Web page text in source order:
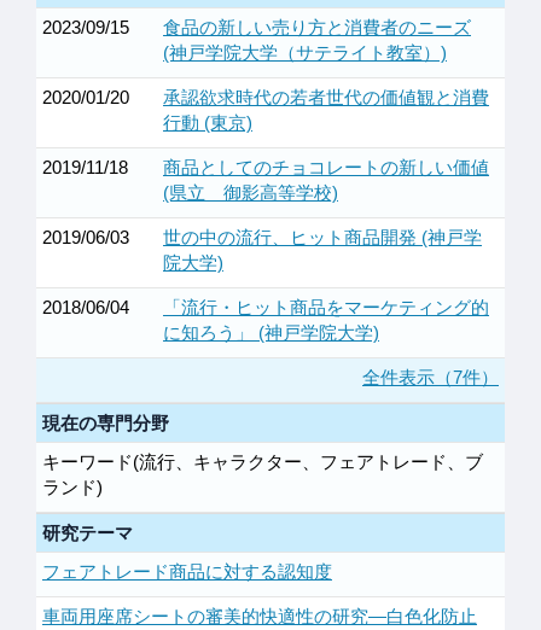
2023/09/15
食品の新しい売り方と消費者のニーズ
(神戸学院大学（サテライト教室）)
2020/01/20
承認欲求時代の若者世代の価値観と消費
行動 (東京)
2019/11/18
商品としてのチョコレートの新しい価値
(県立 御影高等学校)
2019/06/03
世の中の流行、ヒット商品開発 (神戸学
院大学)
2018/06/04
「流行・ヒット商品をマーケティング的
に知ろう」 (神戸学院大学)
全件表示（7件）
現在の専門分野
キーワード(流行、キャラクター、フェアトレード、ブ
ランド)
研究テーマ
フェアトレード商品に対する認知度
車両用座席シートの審美的快適性の研究―白色化防止